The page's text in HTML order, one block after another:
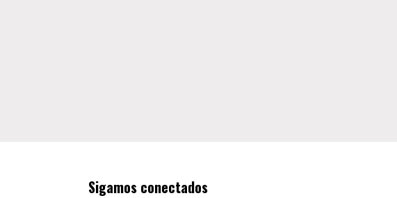
Sigamos conectados